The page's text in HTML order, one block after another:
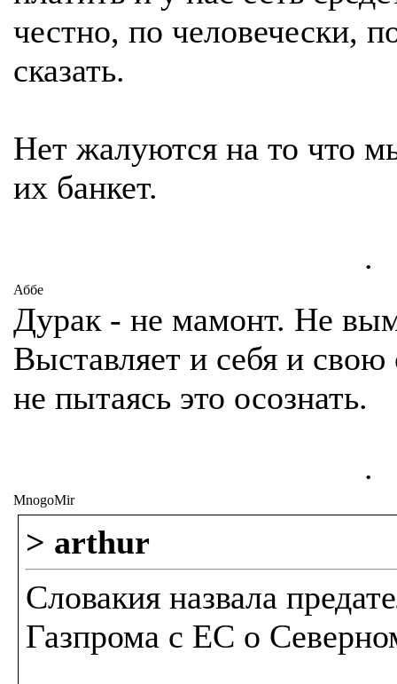
честно, по человечески,
сказать.
Нет жалуются на то что
их банкет.
.
Аббе
Дурак - не мамонт. Не
Выставляет и себя и
не пытаясь это осознать.
.
MnogoMir
> arthur
Словакия назвала
Газпрома с ЕС о